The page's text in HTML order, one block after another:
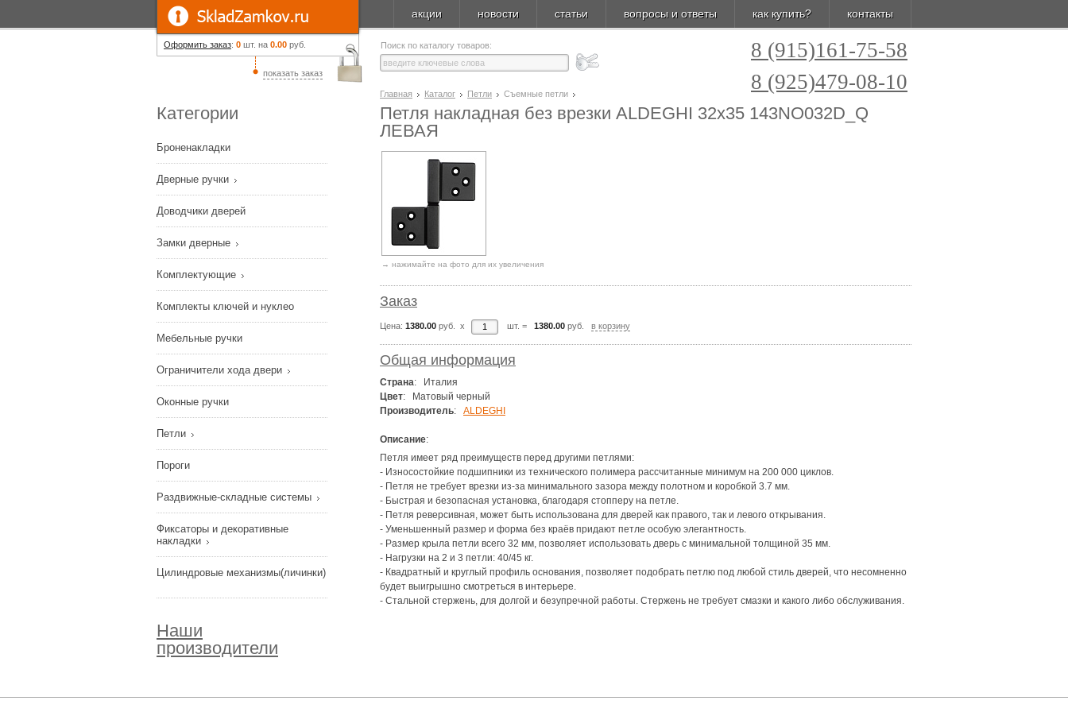
Оформить заказ: 0 шт. на 0.00 руб.
показать заказ
акции новости статьи вопросы и ответы как купить? контакты
Поиск по каталогу товаров:
8 (915)161-75-58
8 (925)479-08-10
Категории
Броненакладки
Дверные ручки
Доводчики дверей
Замки дверные
Комплектующие
Комплекты ключей и нуклео
Мебельные ручки
Ограничители хода двери
Оконные ручки
Петли
Пороги
Раздвижные-складные системы
Фиксаторы и декоративные
накладки
Цилиндровые механизмы(личинки)
Наши
производители
Главная Каталог Петли Съемные петли
Петля накладная без врезки ALDEGHI 32x35 143NO032D_Q
ЛЕВАЯ
→ нажимайте на фото для их увеличения
Заказ
Цена: 1380.00 руб. x шт. = 1380.00 руб. в корзину
Общая информация
Страна: Италия
Цвет: Матовый черный
Производитель: ALDEGHI
Описание:
Петля имеет ряд преимуществ перед другими петлями:
- Износостойкие подшипники из технического полимера рассчитанные минимум на 200 000 циклов.
- Петля не требует врезки из-за минимального зазора между полотном и коробкой 3.7 мм.
- Быстрая и безопасная установка, благодаря стопперу на петле.
- Петля реверсивная, может быть использована для дверей как правого, так и левого открывания.
- Уменьшенный размер и форма без краёв придают петле особую элегантность.
- Размер крыла петли всего 32 мм, позволяет использовать дверь с минимальной толщиной 35 мм.
- Нагрузки на 2 и 3 петли: 40/45 кг.
- Квадратный и круглый профиль основания, позволяет подобрать петлю под любой стиль дверей, что несомненно
будет выигрышно смотреться в интерьере.
- Стальной стержень, для долгой и безупречной работы. Стержень не требует смазки и какого либо обслуживания.